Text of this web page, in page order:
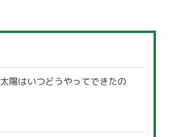
太陽はいつどうやってできたの